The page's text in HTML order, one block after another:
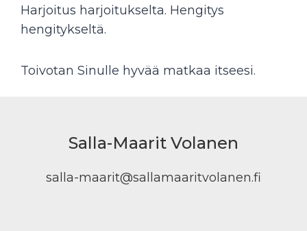
Harjoitus harjoitukselta. Hengitys
hengitykseltä.
Toivotan Sinulle hyvää matkaa itseesi.
Salla-Maarit Volanen
salla-maarit@sallamaaritvolanen.fi